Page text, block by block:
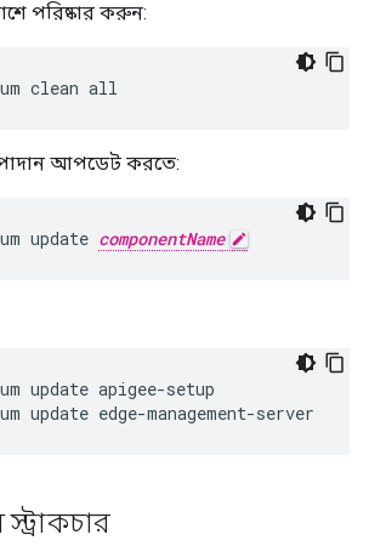
পরিষ্কার করুন:
clean all
আপডেট করতে:
update componentName
update edge-management-server